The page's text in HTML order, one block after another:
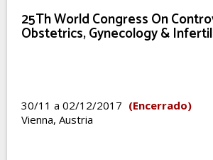
25Th World Congress On
Obstetrics, Gynecology &
30/11 a 02/12/2017 (Encerrado)
Vienna, Austria